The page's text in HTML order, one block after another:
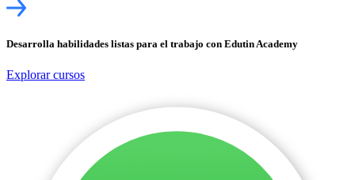
Desarrolla habilidades listas para el trabajo con Edutin Academy
Explorar cursos